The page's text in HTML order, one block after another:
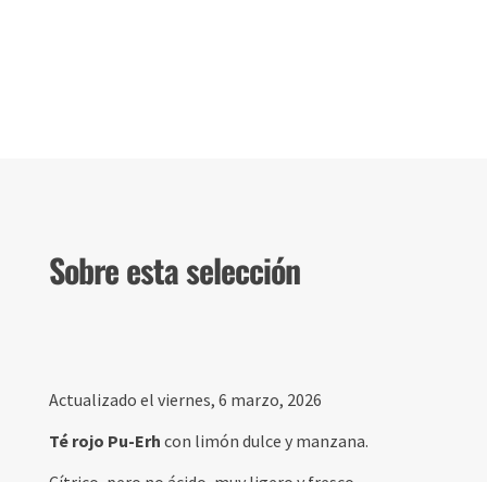
Sobre esta selección
Actualizado el viernes, 6 marzo, 2026
Té rojo Pu-Erh con limón dulce y manzana.